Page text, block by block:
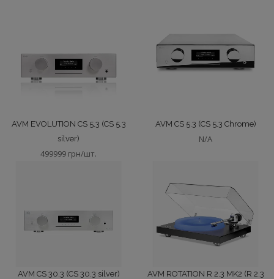
AVM EVOLUTION CS 5.3 (CS 5.3
silver)
499999 грн/шт.
AVM CS 5.3 (CS 5.3 Chrome)
N/A
AVM CS 30.3 (CS 30.3 silver)
AVM ROTATION R 2.3 MK2 (R 2.3